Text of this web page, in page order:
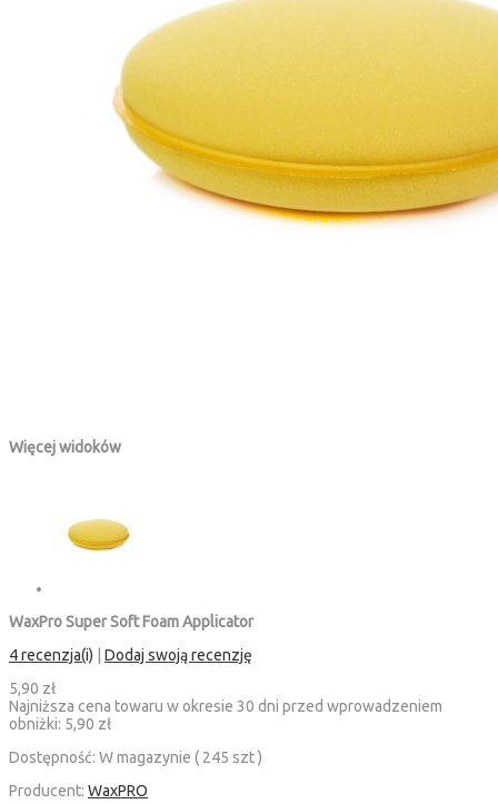
Więcej widoków
WaxPro Super Soft Foam Applicator
4 recenzja(i)
Dodaj swoją recenzję
5,90 zł
Najniższa cena towaru w okresie 30 dni przed wprowadzeniem
obniżki: 5,90 zł
Dostępność: W magazynie ( 245 szt )
Producent: WaxPRO